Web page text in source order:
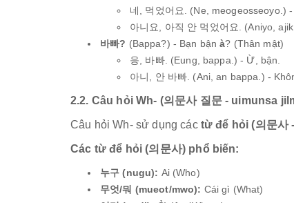
네, 먹었어요. (Ne, meogeosseoyo.)
아니요, 아직 안 먹었어요. (Aniyo,
바빠? (Bappa?) - Bạn bậnà? (Thân mật)
응, 바빠. (Eung, bappa.) - Ừ, bận.
아니, 안 바빠. (Ani, an bappa.) -
2.2. Câu hỏi Wh- (의문사 질문 - uimunsa
Câu hỏi Wh- sử dụng các từ để hỏi (의문사
Các từ để hỏi (의문사) phổ biến:
누구 (nugu): Ai (Who)
무엇/뭐 (mueot/mwo): Cái gì (What)